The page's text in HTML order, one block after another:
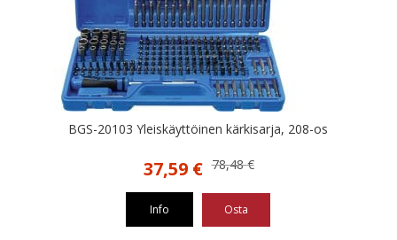
BGS-20103 Yleiskäyttöinen kärkisarja, 208-os
78,48€
Alkuperäinen
78,48 €.
37,59 €Nykyinen
37,59 €.
Info Osta